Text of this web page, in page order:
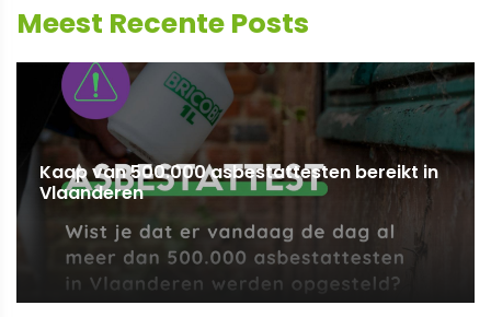
Meest Recente Posts
Kaap van 500.000 asbestattesten bereikt in
Vlaanderen